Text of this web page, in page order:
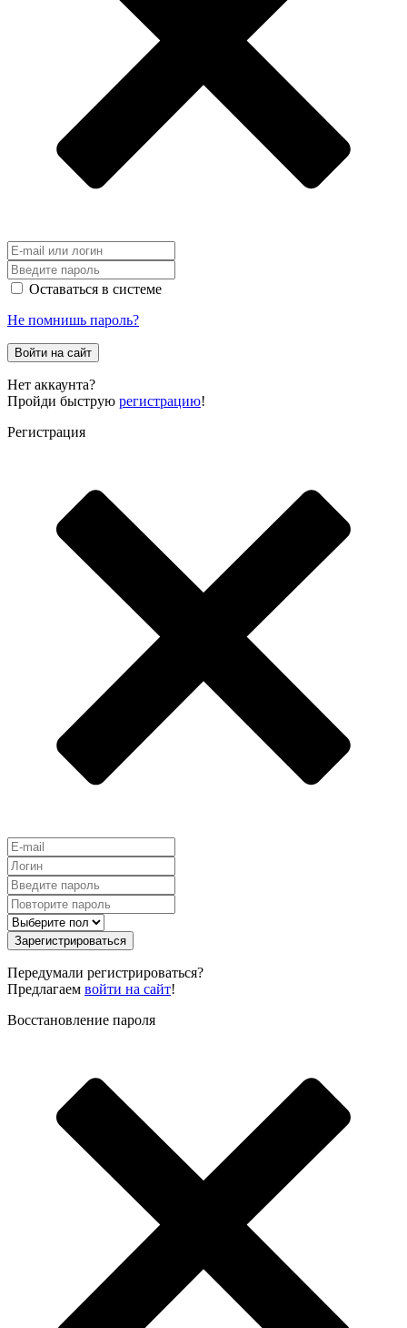
Оставаться в системе
Не помнишь пароль?
Войти на сайт
Нет аккаунта?
Пройди быструю регистрацию!
Регистрация
Зарегистрироваться
Передумали регистрироваться?
Предлагаем войти на сайт!
Восстановление пароля